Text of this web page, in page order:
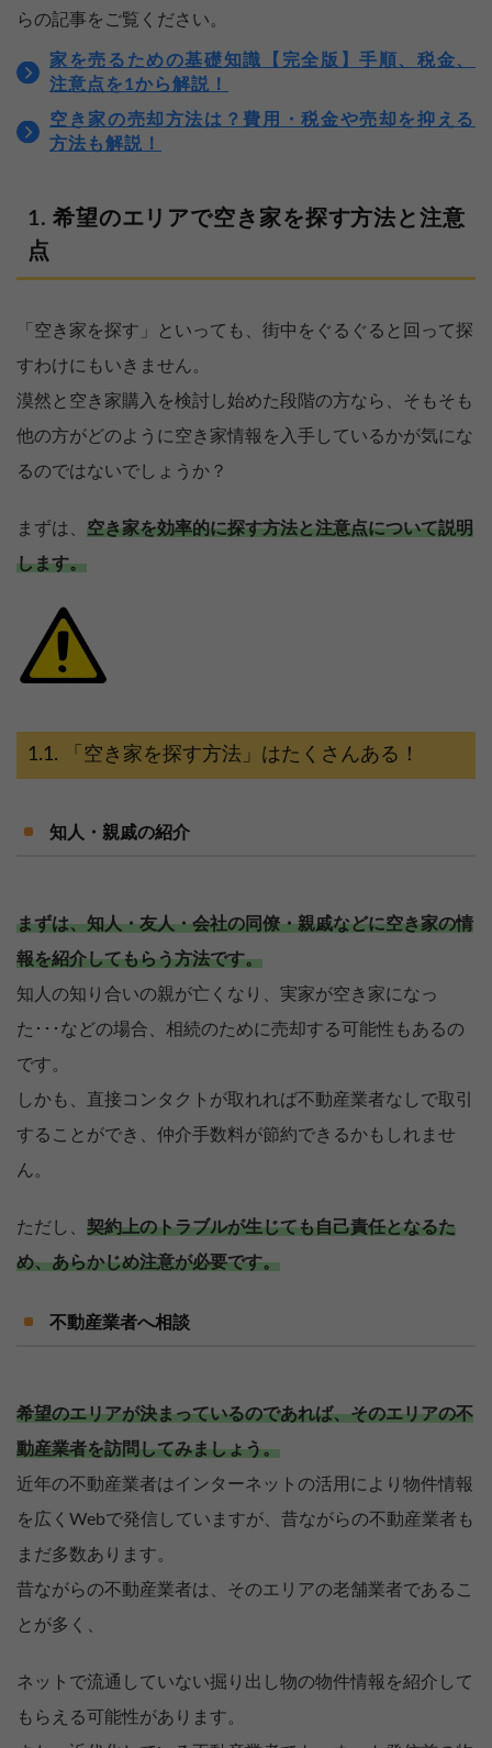
らの記事をご覧ください。
家を売るための基礎知識【完全版】手順、税金、
注意点を1から解説！
空き家の売却方法は？費用・税金や売却を抑える
方法も解説！
希望のエリアで空き家を探す方法と注意
点
「空き家を探す」といっても、街中をぐるぐると回って探
すわけにもいきません。
漠然と空き家購入を検討し始めた段階の方なら、そもそも
他の方がどのように空き家情報を入手しているかが気にな
るのではないでしょうか？
まずは、 空き家を効率的に探す方法と注意点について説明
します。
「空き家を探す方法」はたくさんある！
知人・親戚の紹介
まずは、知人・友人・会社の同僚・親戚などに空き家の情
報を紹介してもらう方法です。
知人の知り合いの親が亡くなり、実家が空き家になっ
た･･･などの場合、相続のために売却する可能性もあるの
です。
しかも、直接コンタクトが取れれば不動産業者なしで取引
することができ、仲介手数料が節約できるかもしれませ
ん。
ただし、 契約上のトラブルが生じても自己責任となるた
め、あらかじめ注意が必要です。
不動産業者へ相談
希望のエリアが決まっているのであれば、そのエリアの不
動産業者を訪問してみましょう。
近年の不動産業者はインターネットの活用により物件情報
を広くWebで発信していますが、昔ながらの不動産業者も
まだ多数あります。
昔ながらの不動産業者は、そのエリアの老舗業者であるこ
とが多く、
ネットで流通していない掘り出し物の物件情報を紹介して
もらえる可能性があります。